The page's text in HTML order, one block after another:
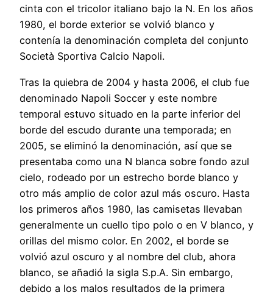
cinta con el tricolor italiano bajo la N. En los años
1980, el borde exterior se volvió blanco y
contenía la denominación completa del conjunto
Società Sportiva Calcio Napoli.
Tras la quiebra de 2004 y hasta 2006, el club fue
denominado Napoli Soccer y este nombre
temporal estuvo situado en la parte inferior del
borde del escudo durante una temporada; en
2005, se eliminó la denominación, así que se
presentaba como una N blanca sobre fondo azul
cielo, rodeado por un estrecho borde blanco y
otro más amplio de color azul más oscuro. Hasta
los primeros años 1980, las camisetas llevaban
generalmente un cuello tipo polo o en V blanco, y
orillas del mismo color. En 2002, el borde se
volvió azul oscuro y al nombre del club, ahora
blanco, se añadió la sigla S.p.A. Sin embargo,
debido a los malos resultados de la primera